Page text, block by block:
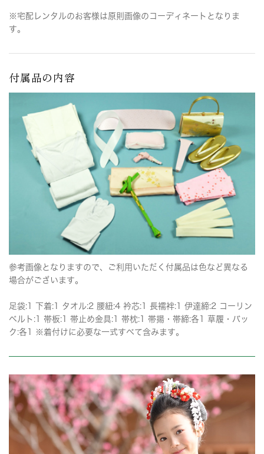
※宅配レンタルのお客様は原則画像のコーディネートとなりま
す。
付属品の内容
参考画像となりますので、ご利用いただく付属品は色など異なる
場合がございます。
足袋:1 下着:1 タオル:2 腰紐:4 衿芯:1 長襦袢:1 伊達締:2 コーリン
ベルト:1 帯板:1 帯止め金具:1 帯枕:1 帯揚・帯締:各1 草履・バッ
ク:各1 ※着付けに必要な一式すべて含みます。